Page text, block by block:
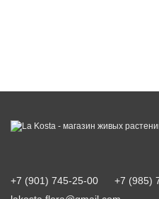
+7 (901) 745-25-00
+7 (985)